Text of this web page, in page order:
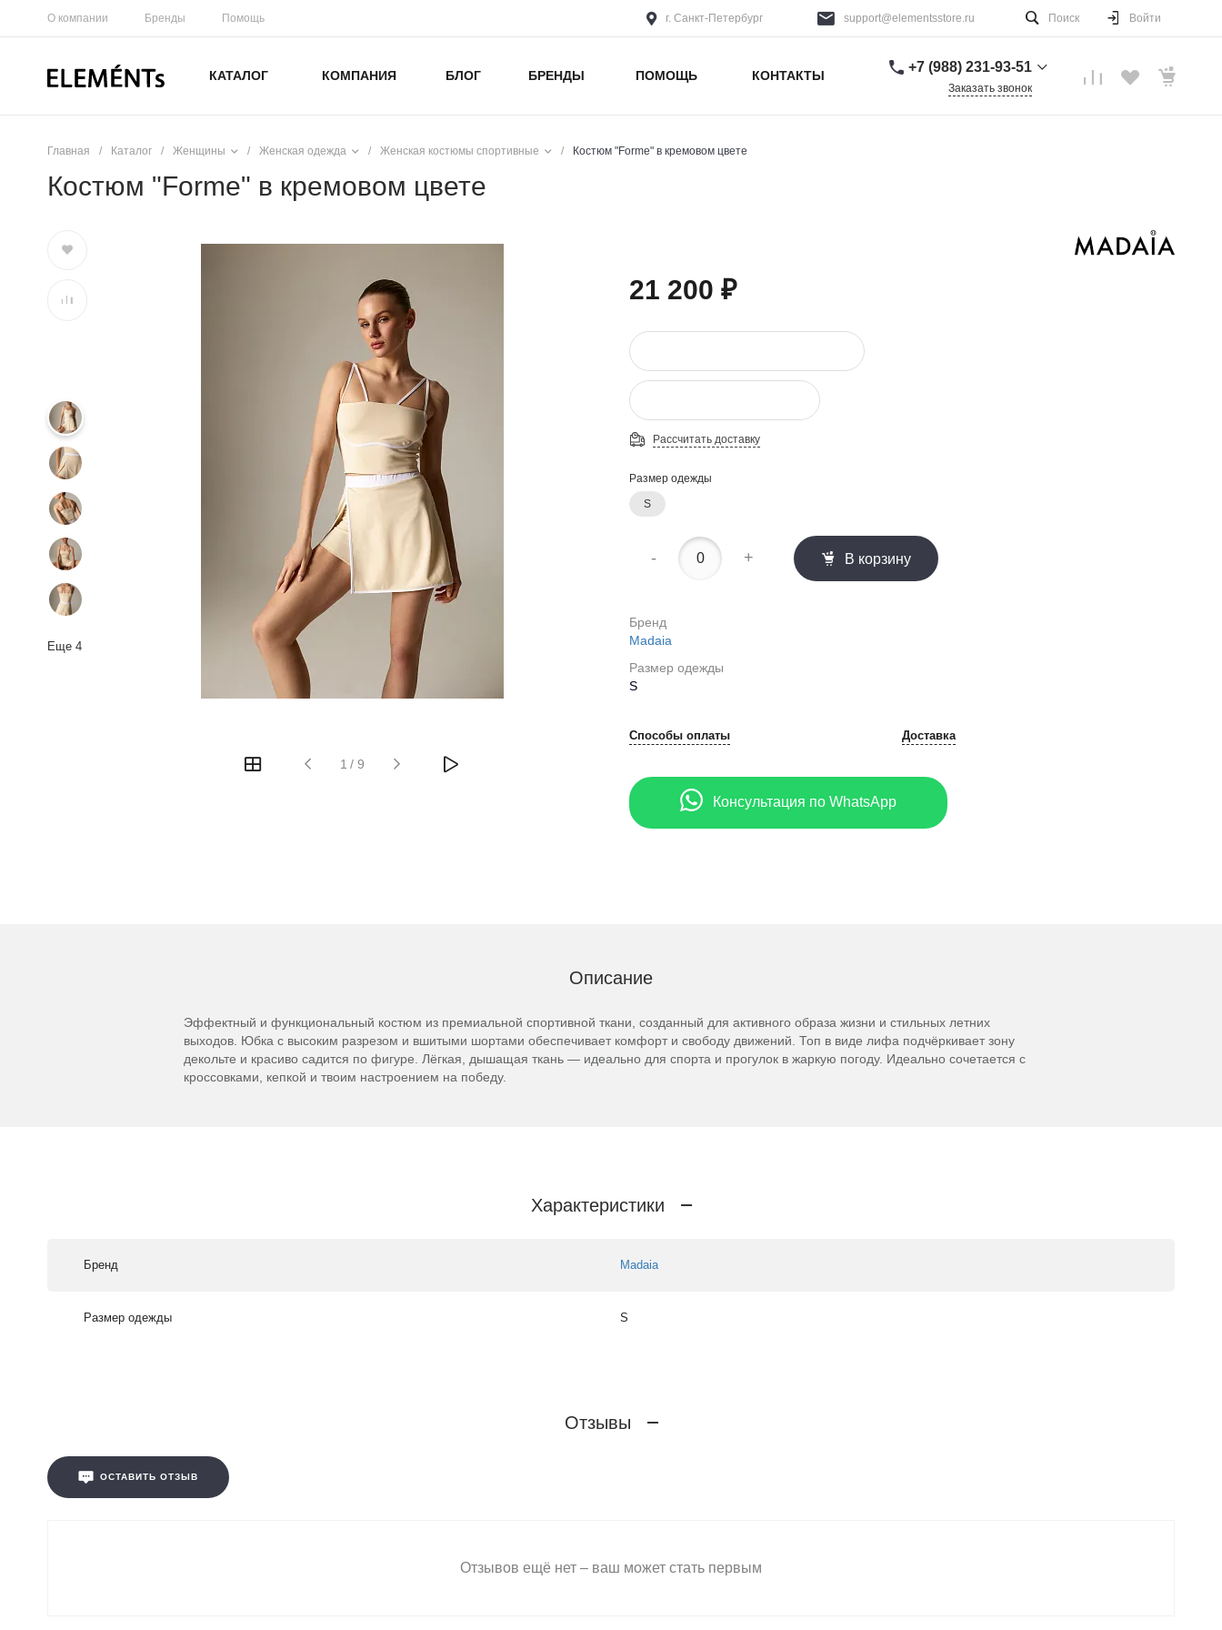
О компании Бренды Помощь г. Санкт-Петербург support@elementsstore.ru Поиск Войти
КАТАЛОГ КОМПАНИЯ БЛОГ БРЕНДЫ ПОМОЩЬ КОНТАКТЫ
+7 (988) 231-93-51
Заказать звонок
Главная / Каталог / Женщины / Женская одежда / Женская костюмы спортивные / Костюм "Forme" в кремовом цвете
Костюм "Forme" в кремовом цвете
Еще 4
1 / 9
21 200 ₽
Рассчитать доставку
Размер одежды
S
- + В корзину
Бренд
Madaia
Размер одежды
S
Способы оплаты Доставка
Консультация по WhatsApp
Описание
Эффектный и функциональный костюм из премиальной спортивной ткани, созданный для активного образа жизни и стильных летних
выходов. Юбка с высоким разрезом и вшитыми шортами обеспечивает комфорт и свободу движений. Топ в виде лифа подчёркивает зону
декольте и красиво садится по фигуре. Лёгкая, дышащая ткань — идеально для спорта и прогулок в жаркую погоду. Идеально сочетается с
кроссовками, кепкой и твоим настроением на победу.
Характеристики
Бренд Madaia
Размер одежды S
Отзывы
ОСТАВИТЬ ОТЗЫВ
Отзывов ещё нет – ваш может стать первым